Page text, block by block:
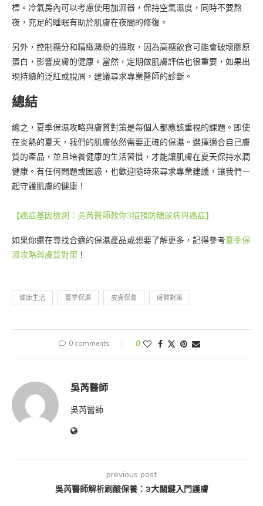
標。冷氣房內可以考慮使用加濕器，保持空氣濕度，同時不要熬
夜，充足的睡眠有助於肌膚在夜間的修復。
另外，控制糖分和精緻澱粉的攝取，因為高糖飲食可能會破壞膠原
蛋白，影響皮膚的健康。當然，定期做肌膚評估也很重要，如果出
現持續的泛紅或脫屑，建議尋求專業醫師的診斷。
總結
總之，夏季保濕攻略與膚質對策是每個人都應該重視的課題。即使
在炎熱的夏天，我們的肌膚依然需要正確的保濕。選擇適合自己膚
質的產品，並且培養健康的生活習慣，才能讓肌膚在夏天保持水潤
健康。有任何問題或困惑，也歡迎隨時來尋求專業建議，讓我們一
起守護肌膚的健康！
【癌症基因檢測：吳芮醫師教你3招預防糖尿病與癌症】
如果你還在尋找合適的保濕產品或想要了解更多，記得參考夏季保
濕攻略與膚質對策 ！
健康生活 夏季保濕 皮膚保養 膚質對策
0 comments 0
吳芮醫師
吳芮醫師
previous post
吳芮醫師解析刷酸保養：3大關鍵入門護膚